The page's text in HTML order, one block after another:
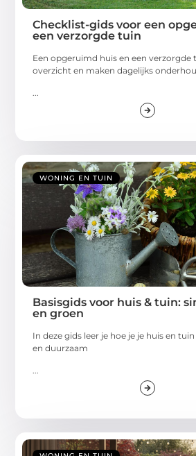
Checklist-gids voor een
een verzorgde tuin
Een opgeruimd huis en een verzorgde
overzicht en maken dagelijks
...
WONING EN TUIN
Basisgids voor huis & tuin:
en groen
In deze gids leer je hoe je je huis en
en duurzaam
...